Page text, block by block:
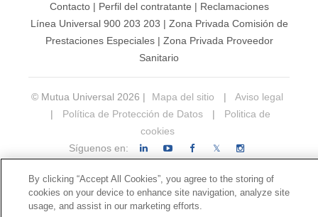
Contacto| Perfil del contratante | Reclamaciones
Línea Universal 900 203 203 | Zona Privada Comisión de
Prestaciones Especiales| Zona Privada Proveedor
Sanitario
© Mutua Universal 2026 | Mapa del sitio |
Aviso legal
|
Política de Protección de Datos |
Politica de
cookies
Síguenos en:
𝕏
By clicking “Accept All Cookies”, you agree to the storing of
cookies on your device to enhance site navigation, analyze site
usage, and assist in our marketing efforts.